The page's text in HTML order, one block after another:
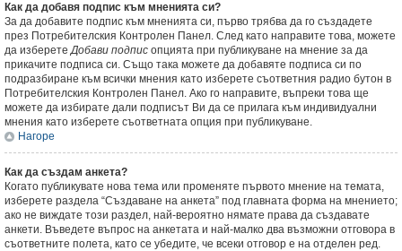
Как да добавя подпис към мненията си?
За да добавите подпис към мненията си, първо трябва да го създадете
през Потребителския Контролен Панел. След като направите това, можете
да изберетеДобави подпис опцията при публикуване на мнение за да
прикачите подписа си. Също така можете да добавяте подписа си по
подразбиране към всички мнения като изберете съответния радио бутон в
Потребителския Контролен Панел. Ако го направите, въпреки това ще
можете да избирате дали подписът Ви да се прилага към индивидуални
мнения като изберете съответната опция при публикуване.
Нагоре
Как да създам анкета?
Когато публикувате нова тема или променяте първото мнение на темата,
изберете раздела “Създаване на анкета” под главната форма на мнението;
ако не виждате този раздел, най-вероятно нямате права да създавате
анкети. Въведете въпрос на анкетата и най-малко два възможни отговора в
съответните полета, като се убедите, че всеки отговор е на отделен ред.